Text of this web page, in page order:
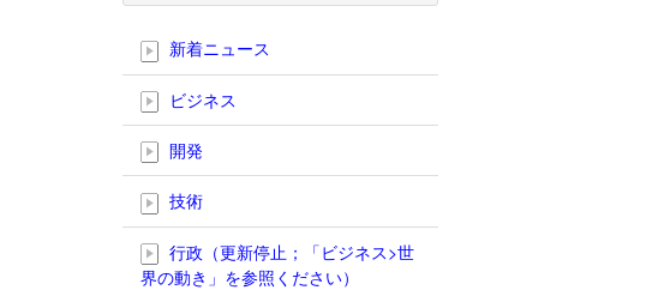
新着ニュース
ビジネス
開発
技術
行政（更新停止；「ビジネス>世
界の動き」を参照ください）